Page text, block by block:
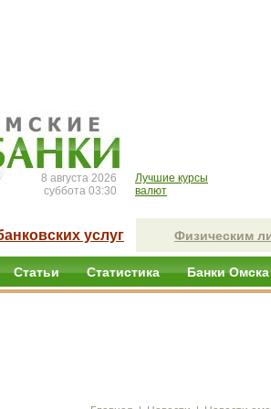
8 августа 2026
суббота 03:30
Лучшие курсы
валют
услуг Физическим
Статьи Статистика Банки Омска